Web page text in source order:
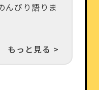
んびり語りま
もっと見る >